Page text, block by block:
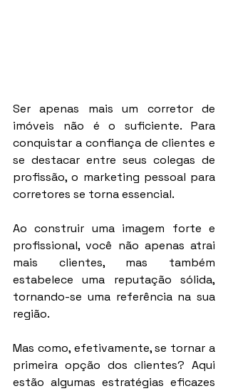
Ser apenas mais um corretor de
imóveis não é o suficiente. Para
conquistar a confiança de clientes e
se destacar entre seus colegas de
profissão, o marketing pessoal para
corretores se torna essencial.
Ao construir uma imagem forte e
profissional, você não apenas atrai
mais clientes, mas também
estabelece uma reputação sólida,
tornando-se uma referência na sua
região.
Mas como, efetivamente, se tornar a
primeira opção dos clientes? Aqui
estão algumas estratégias eficazes